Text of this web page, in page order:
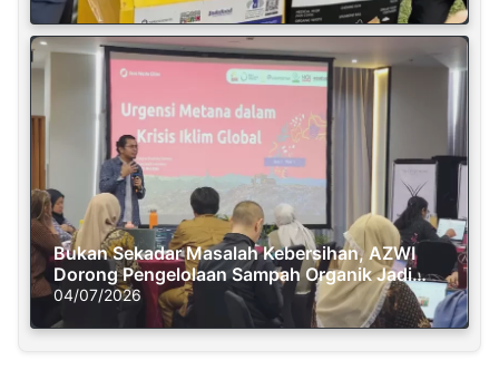
Bukan Sekadar Masalah Kebersihan, AZWI
Dorong Pengelolaan Sampah Organik Jadi
Solusi Krisis Iklim
04/07/2026